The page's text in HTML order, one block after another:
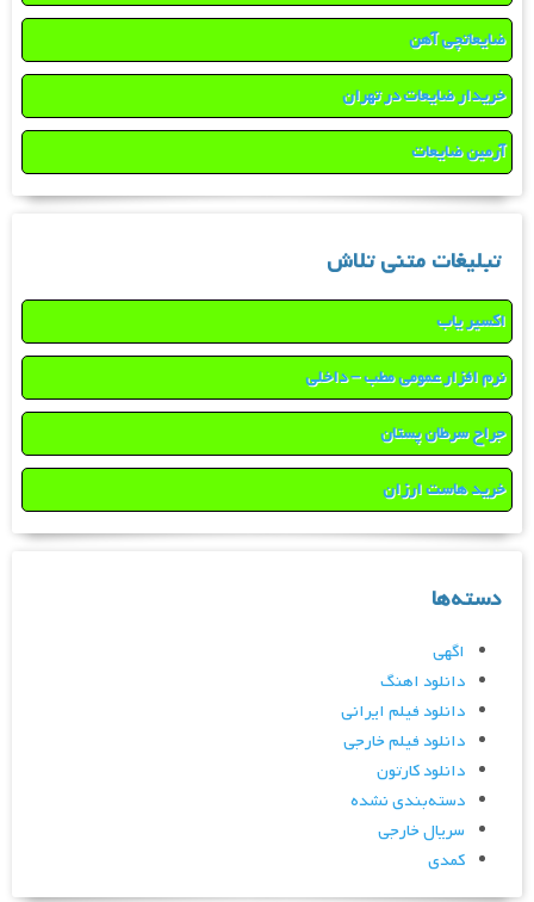
ضایعاتچی آهن
خریدار ضایعات در تهران
آرمین ضایعات
تبلیغات متنی تلاش
اکسیر یاب
نرم افزار عمومی مطب – داخلی
جراح سرطان پستان
خرید هاست ارزان
دسته‌ها
اگهی
دانلود اهنگ
دانلود فیلم ایرانی
دانلود فیلم خارجی
دانلود کارتون
دسته‌بندی نشده
سریال خارجی
کمدی